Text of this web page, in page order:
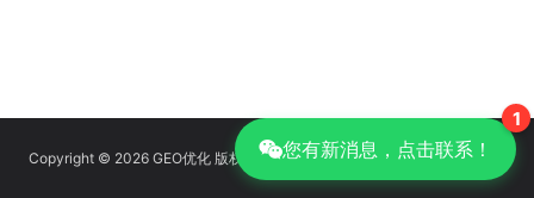
Copyright © 2026 GEO优化 版权所有京ICP备14039085号-14|GEO优化
1
您有新消息，点击联系！